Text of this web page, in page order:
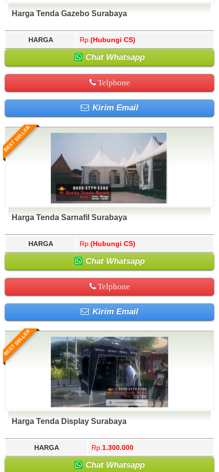
Harga Tenda Gazebo Surabaya
HARGA Rp. (Hubungi CS)
Chat Whatsapp
Telphone
Kirim Email
BEST SELLER
Harga Tenda Sarnafil Surabaya
HARGA Rp. (Hubungi CS)
Chat Whatsapp
Telphone
Kirim Email
BEST SELLER
Harga Tenda Display Surabaya
HARGA Rp. 1.300.000
Chat Whatsapp